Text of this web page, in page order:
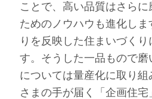
ことで、高い品質はさら
ためのノウハウも進化し
りを反映した住まいづく
す。そうした一品もので
については量産化に取り
さまの手が届く「企画住